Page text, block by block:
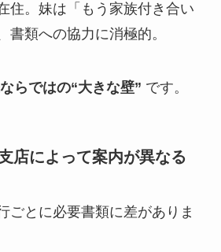
住。妹は「もう家族付き合い
書類への協力に消極的。
らではの“大きな壁” です。
店によって案内が異なる
ごとに必要書類に差がありま